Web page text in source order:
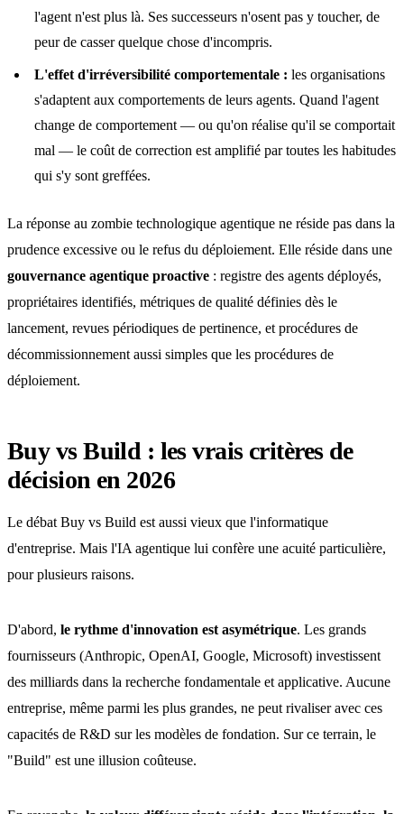
l'agent n'est plus là. Ses successeurs n'osent pas y toucher, de
peur de casser quelque chose d'incompris.
L'effet d'irréversibilité comportementale : les organisations
s'adaptent aux comportements de leurs agents. Quand l'agent
change de comportement — ou qu'on réalise qu'il se comportait
mal — le coût de correction est amplifié par toutes les habitudes
qui s'y sont greffées.
La réponse au zombie technologique agentique ne réside pas dans la
prudence excessive ou le refus du déploiement. Elle réside dans une
gouvernance agentique proactive : registre des agents déployés,
propriétaires identifiés, métriques de qualité définies dès le
lancement, revues périodiques de pertinence, et procédures de
décommissionnement aussi simples que les procédures de
déploiement.
Buy vs Build : les vrais critères de
décision en 2026
Le débat Buy vs Build est aussi vieux que l'informatique
d'entreprise. Mais l'IA agentique lui confère une acuité particulière,
pour plusieurs raisons.
D'abord, le rythme d'innovation est asymétrique. Les grands
fournisseurs (Anthropic, OpenAI, Google, Microsoft) investissent
des milliards dans la recherche fondamentale et applicative. Aucune
entreprise, même parmi les plus grandes, ne peut rivaliser avec ces
capacités de R&D sur les modèles de fondation. Sur ce terrain, le
"Build" est une illusion coûteuse.